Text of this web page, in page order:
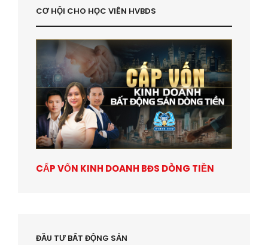
CƠ HỘI CHO HỌC VIÊN HVBDS
CẤP VỐN KINH DOANH BĐS DÒNG TIỀN
ĐẦU TƯ BẤT ĐỘNG SẢN